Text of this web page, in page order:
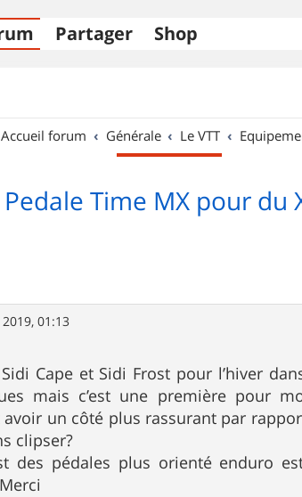
Partager Shop
Accueil forum Générale Le VTT
Pedale Time MX pour du
01:13
Sidi Cape et Sidi Frost pour l’hiver
mais c’est une première pour
un côté plus rassurant par
clipser?
des pédales plus orienté enduro